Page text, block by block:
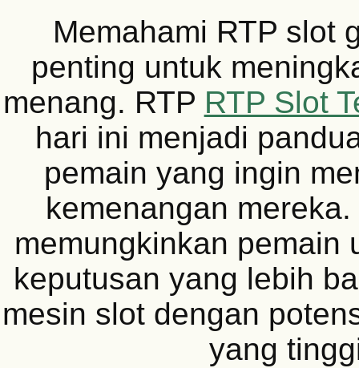
Memahami RTP slot
penting untuk
menang. RTP RTP Slot
hari ini menjadi
pemain yang ingin
kemenangan
memungkinkan pemain
keputusan yang lebih
mesin slot dengan
yang